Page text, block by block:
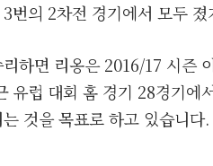
번의 2차전 경기에서 모두
하면 리옹은 2016/17 시즌
유럽 대회 홈 경기 28경기
것을 목표로 하고 있습니다.